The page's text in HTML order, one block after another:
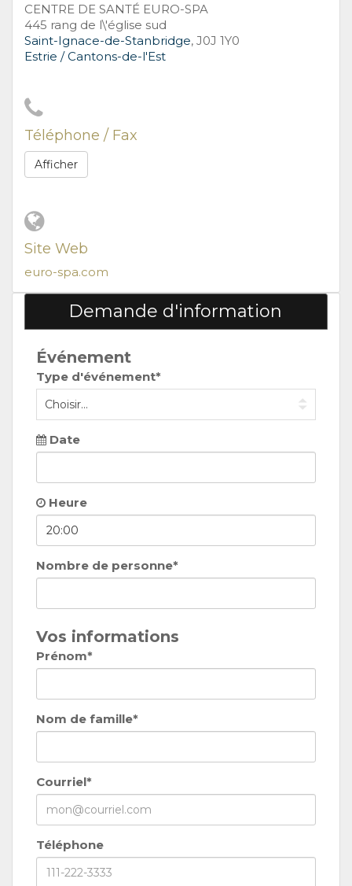
CENTRE DE SANTÉ EURO-SPA
445 rang de l\'église sud
Saint-Ignace-de-Stanbridge, J0J 1Y0
Estrie / Cantons-de-l'Est
Téléphone / Fax
Afficher
Site Web
euro-spa.com
Demande d'information
Événement
Type d'événement*
Date
Heure
Nombre de personne*
Vos informations
Prénom*
Nom de famille*
Courriel*
Téléphone